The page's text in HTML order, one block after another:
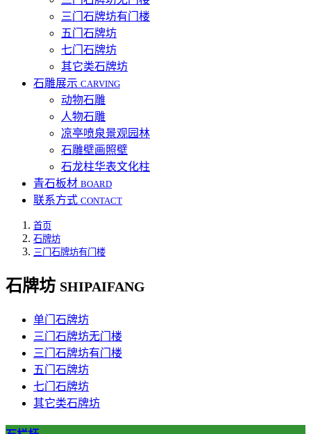
三门石牌坊有门楼
五门石牌坊
七门石牌坊
其它类石牌坊
石雕展示 CARVING
动物石雕
人物石雕
凉亭喷泉景观园林
石雕壁画照壁
石龙柱华表文化柱
青石板材 BOARD
联系方式 CONTACT
首页
石牌坊
三门石牌坊有门楼
石牌坊 SHIPAIFANG
单门石牌坊
三门石牌坊无门楼
三门石牌坊有门楼
五门石牌坊
七门石牌坊
其它类石牌坊